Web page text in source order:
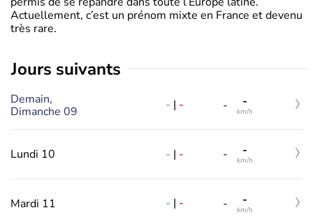
Actuellement, c’est un prénom mixte en France et devenu
très rare.
jours suivants
Demain,
Dimanche 09
- | - - -
km/h
Lundi 10 - | - - -
km/h
Mardi 11 - | - - -
km/h